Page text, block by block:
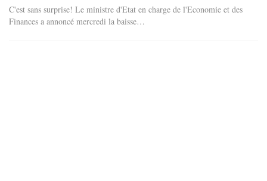
C'est sans surprise! Le ministre d'Etat en charge de l'Economie et des
Finances a annoncé mercredi la baisse…